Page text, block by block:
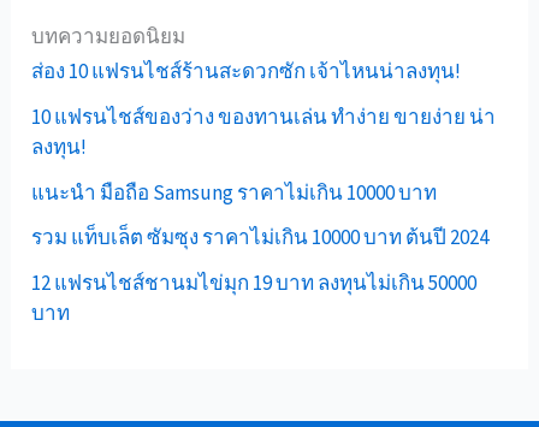
บทความยอดนิยม
ส่อง 10 แฟรนไชส์ร้านสะดวกซัก เจ้าไหนน่าลงทุน!
10 แฟรนไชส์ของว่าง ของทานเล่น ทำง่าย ขายง่าย น่า
ลงทุน!
แนะนำ มือถือ Samsung ราคาไม่เกิน 10000 บาท
รวม แท็บเล็ต ซัมซุง ราคาไม่เกิน 10000 บาท ต้นปี 2024
12 แฟรนไชส์ชานมไข่มุก 19 บาท ลงทุนไม่เกิน 50000
บาท